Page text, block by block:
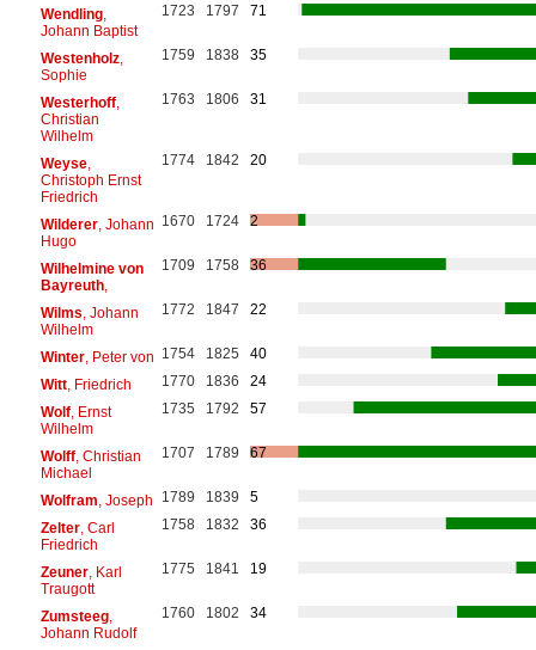
Wendling,
Johann Baptist
1723 1797 71
Westenholz,
Sophie
1759 1838 35
Westerhoff,
Christian
Wilhelm
1763 1806 31
Weyse,
Christoph Ernst
Friedrich
1774 1842 20
Wilderer, Johann
Hugo
1670 1724 2
Wilhelmine von
Bayreuth,
1709 1758 36
Wilms , Johann
Wilhelm
1772 1847 22
Winter, Peter von 1754 1825
40
Witt, Friedrich 1770 1836
24
Wolf, Ernst
Wilhelm
1735 1792 57
Wolff, Christian
Michael
1707 1789 67
Wolfram , Joseph 1789 1839
5
Zelter, Carl
Friedrich
1758 1832 36
Zeuner, Karl
Traugott
1775 1841 19
Zumsteeg,
Johann Rudolf
1760 1802 34